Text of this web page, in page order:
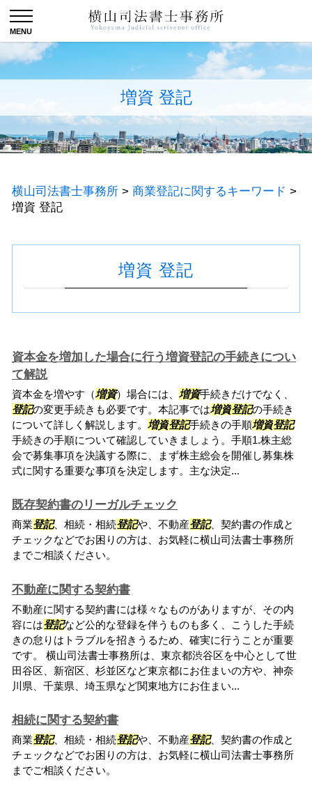
増資 登記
横山司法書士事務所 > 商業登記に関するキーワード >
増資 登記
増資 登記
資本金を増加した場合に行う増資登記の手続きについ
て解説
資本金を増やす（増資）場合には、 増資手続きだけでなく、
登記の変更手続きも必要です。本記事では増資登記の手続き
について詳しく解説します。 増資登記手続きの手順増資登記
手続きの手順について確認していきましょう。手順1.株主総
会で募集事項を決議する際に、まず株主総会を開催し募集株
式に関する重要な事項を決定します。主な決定...
既存契約書のリーガルチェック
商業登記、相続・相続登記や、不動産登記、契約書の作成と
チェックなどでお困りの方は、お気軽に横山司法書士事務所
までご相談ください。
不動産に関する契約書
不動産に関する契約書には様々なものがありますが、その内
容には登記など公的な登録を伴うものも多く、こうした手続
きの怠りはトラブルを招きうるため、確実に行うことが重要
です。 横山司法書士事務所は、東京都渋谷区を中心として世
田谷区、新宿区、杉並区など東京都にお住まいの方や、神奈
川県、千葉県、埼玉県など関東地方にお住まい...
相続に関する契約書
商業登記、相続・相続登記や、不動産登記、契約書の作成と
チェックなどでお困りの方は、お気軽に横山司法書士事務所
までご相談ください。